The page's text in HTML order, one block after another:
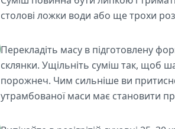
столові ложки води або ще трохи
Перекладіть масу в підготовлену
склянки. Ущільніть суміш так, щоб
порожнеч. Чим сильніше ви
утрамбованої маси має становити